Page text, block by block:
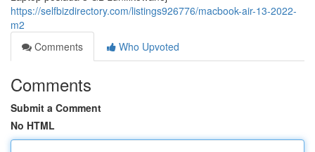
https://selfbizdirectory.com/listings926776/macbook-air-13-2022-
m2
Comments
Who Upvoted
Comments
Submit a Comment
No HTML